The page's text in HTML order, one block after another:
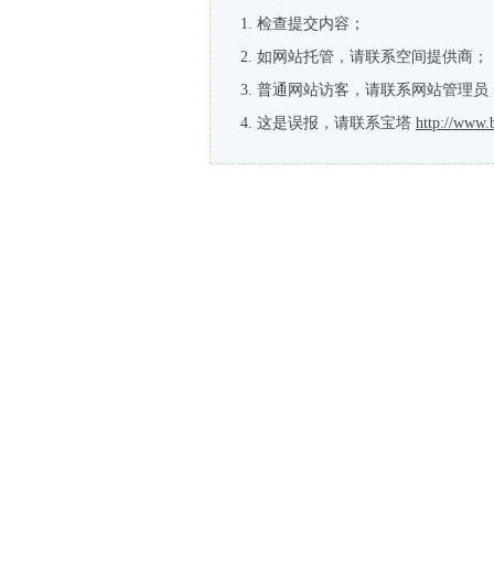
检查提交内容；
如网站托管，请联系空间提供商；
普通网站访客，请联系网站管理员
这是误报，请联系宝塔 http://